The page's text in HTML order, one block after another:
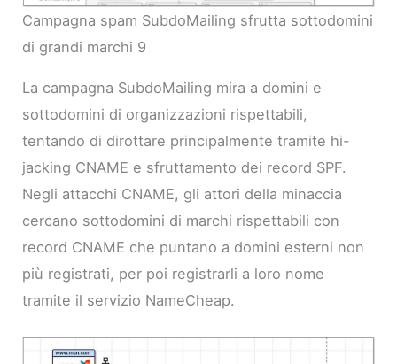
Campagna spam SubdoMailing sfrutta sottodomini
di grandi marchi 9
La campagna SubdoMailing mira a domini e
sottodomini di organizzazioni rispettabili,
tentando di dirottare principalmente tramite hi-
jacking CNAME e sfruttamento dei record SPF.
Negli attacchi CNAME, gli attori della minaccia
cercano sottodomini di marchi rispettabili con
record CNAME che puntano a domini esterni non
più registrati, per poi registrarli a loro nome
tramite il servizio NameCheap.